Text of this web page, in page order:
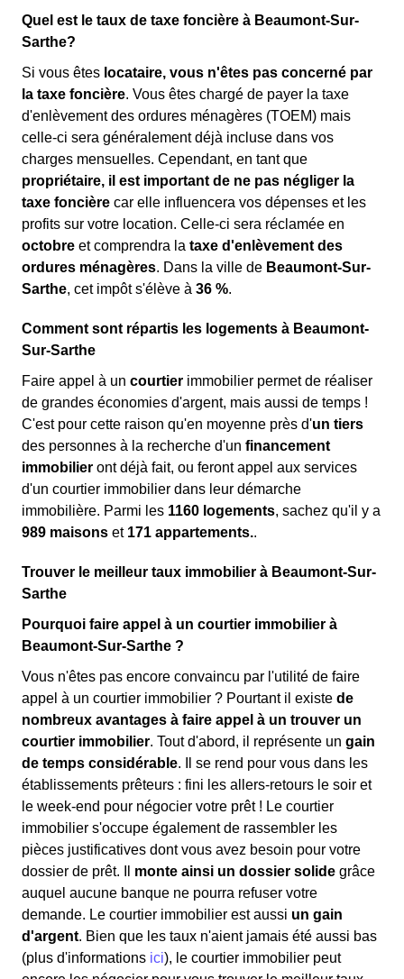
Quel est le taux de taxe foncière à Beaumont-Sur-
Sarthe?
Si vous êtes locataire, vous n'êtes pas concerné par
la taxe foncière. Vous êtes chargé de payer la taxe
d'enlèvement des ordures ménagères (TOEM) mais
celle-ci sera généralement déjà incluse dans vos
charges mensuelles. Cependant, en tant que
propriétaire, il est important de ne pas négliger la
taxe foncière car elle influencera vos dépenses et les
profits sur votre location. Celle-ci sera réclamée en
octobre et comprendra la taxe d'enlèvement des
ordures ménagères. Dans la ville de Beaumont-Sur-
Sarthe, cet impôt s'élève à 36 %.
Comment sont répartis les logements à Beaumont-
Sur-Sarthe
Faire appel à un courtier immobilier permet de réaliser
de grandes économies d'argent, mais aussi de temps !
C'est pour cette raison qu'en moyenne près d'un tiers
des personnes à la recherche d'un financement
immobilier ont déjà fait, ou feront appel aux services
d'un courtier immobilier dans leur démarche
immobilière. Parmi les 1160 logements, sachez qu'il y a
989 maisons et 171 appartements..
Trouver le meilleur taux immobilier à Beaumont-Sur-
Sarthe
Pourquoi faire appel à un courtier immobilier à
Beaumont-Sur-Sarthe ?
Vous n'êtes pas encore convaincu par l'utilité de faire
appel à un courtier immobilier ? Pourtant il existe de
nombreux avantages à faire appel à un trouver un
courtier immobilier. Tout d'abord, il représente un gain
de temps considérable. Il se rend pour vous dans les
établissements prêteurs : fini les allers-retours le soir et
le week-end pour négocier votre prêt ! Le courtier
immobilier s'occupe également de rassembler les
pièces justificatives dont vous avez besoin pour votre
dossier de prêt. Il monte ainsi un dossier solide grâce
auquel aucune banque ne pourra refuser votre
demande. Le courtier immobilier est aussi un gain
d'argent. Bien que les taux n'aient jamais été aussi bas
(plus d'informations ici), le courtier immobilier peut